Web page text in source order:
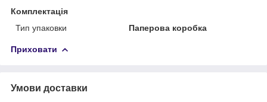
Комплектація
Тип упаковки
Паперова коробка
Приховати
Умови доставки